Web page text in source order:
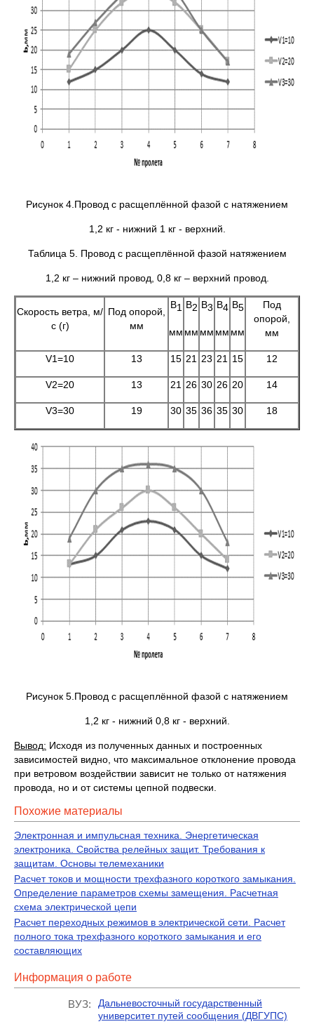
Рисунок 4.Провод с расщеплённой фазой с натяжением
1,2 кг - нижний 1 кг - верхний.
Таблица 5. Провод с расщеплённой фазой натяжением
1,2 кг – нижний провод, 0,8 кг – верхний провод.
Скорость ветра, м/
с (г)
Под опорой,
мм
B1
мм
B2
мм
B3
мм
B4
мм
B5
мм
Под
опорой,
мм
V1=10 13 15 21 23 21 15 12
V2=20 13 21 26 30 26 20 14
V3=30 19 30 35 36 35 30 18
Рисунок 5.Провод с расщеплённой фазой с натяжением
1,2 кг - нижний 0,8 кг - верхний.
Вывод: Исходя из полученных данных и построенных
зависимостей видно, что максимальное отклонение провода
при ветровом воздействии зависит не только от натяжения
провода, но и от системы цепной подвески.
Похожие материалы
Электронная и импульсная техника. Энергетическая
электроника. Свойства релейных защит. Требования к
защитам. Основы телемеханики
Расчет токов и мощности трехфазного короткого замыкания.
Определение параметров схемы замещения. Расчетная
схема электрической цепи
Расчет переходных режимов в электрической сети. Расчет
полного тока трехфазного короткого замыкания и его
составляющих
Информация о работе
ВУЗ:
Дальневосточный государственный
университет путей сообщения (ДВГУПС)